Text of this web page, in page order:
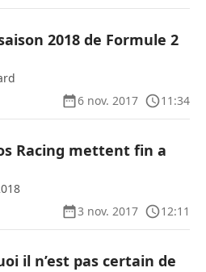
2018 de Formule 2
6 nov. 2017
11:34
Racing mettent fin a
3 nov. 2017
12:11
il n’est pas certain de